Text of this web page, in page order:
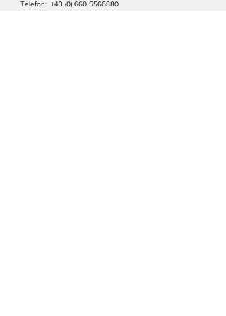
Telefon: +43 (0) 660 5566880